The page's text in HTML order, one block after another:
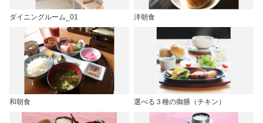
ダイニングルーム_01 洋朝食
和朝食 選べる３種の御膳（チキン）